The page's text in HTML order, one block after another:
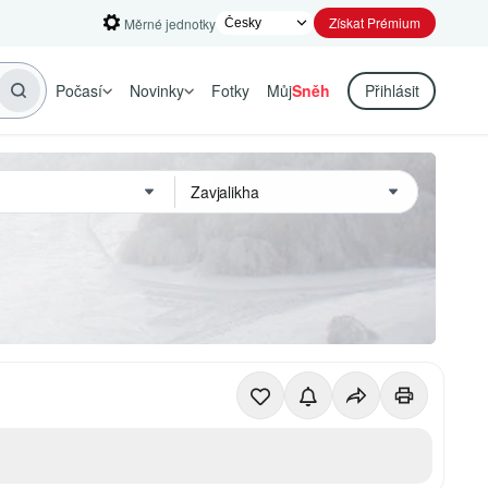
Měrné jednotky Získat Prémium
Počasí Novinky Fotky MůjSněh Přihlásit